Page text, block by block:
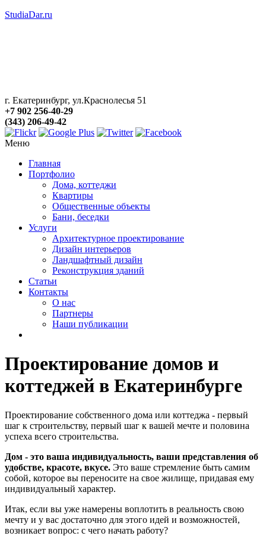
StudiaDar.ru
г. Екатеринбург, ул.Краснолесья 51
+7 902 256-40-29
(343) 206-49-42
Меню
Главная
Портфолио
Дома, коттеджи
Квартиры
Общественные объекты
Бани, беседки
Услуги
Архитектурное проектирование
Дизайн интерьеров
Ландшафтный дизайн
Реконструкция зданий
Статьи
Контакты
О нас
Партнеры
Наши публикации
Проектирование домов и
коттеджей в Екатеринбурге
Проектирование собственного дома или коттеджа - первый
шаг к строительству, первый шаг к вашей мечте и половина
успеха всего строительства.
Дом - это ваша индивидуальность, ваши представления об
удобстве, красоте, вкусе. Это ваше стремление быть самим
собой, которое вы переносите на свое жилище, придавая ему
индивидуальный характер.
Итак, если вы уже намерены воплотить в реальность свою
мечту и у вас достаточно для этого идей и возможностей,
возникает вопрос: с чего начать работу?